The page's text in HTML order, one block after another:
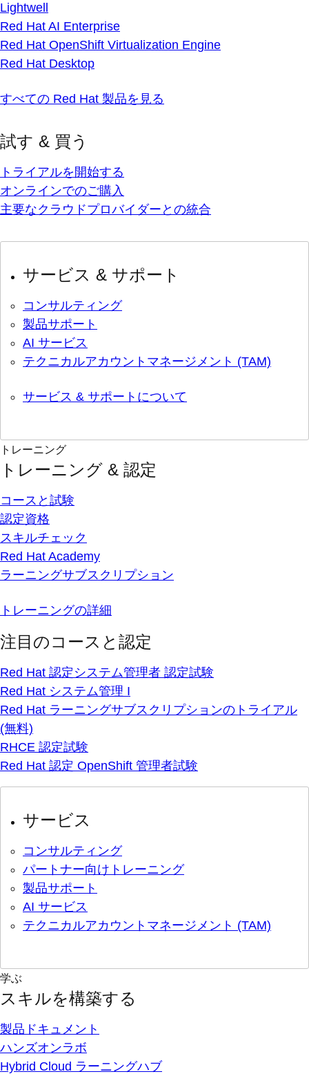
Lightwell
Red Hat AI Enterprise
Red Hat OpenShift Virtualization Engine
Red Hat Desktop
すべての Red Hat 製品を見る
試す & 買う
トライアルを開始する
オンラインでのご購入
主要なクラウドプロバイダーとの統合
サービス & サポート
コンサルティング
製品サポート
AI サービス
テクニカルアカウントマネージメント (TAM)
サービス & サポートについて
トレーニング
トレーニング & 認定
コースと試験
認定資格
スキルチェック
Red Hat Academy
ラーニングサブスクリプション
トレーニングの詳細
注目のコースと認定
Red Hat 認定システム管理者 認定試験
Red Hat システム管理 I
Red Hat ラーニングサブスクリプションのトライアル
(無料)
RHCE 認定試験
Red Hat 認定 OpenShift 管理者試験
サービス
コンサルティング
パートナー向けトレーニング
製品サポート
AI サービス
テクニカルアカウントマネージメント (TAM)
学ぶ
スキルを構築する
製品ドキュメント
ハンズオンラボ
Hybrid Cloud ラーニングハブ